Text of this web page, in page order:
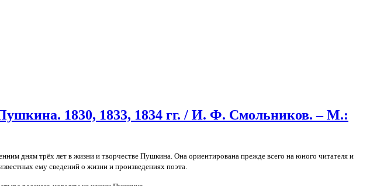
1830, 1833, 1834 гг. / И. Ф. Смольников. – М.:
дням трёх лет в жизни и творчестве Пушкина. Она ориентирована прежде всего на юного читателя и
ему сведений о жизни и произведениях поэта.